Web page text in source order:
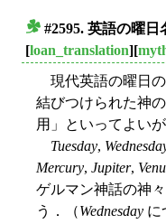
#2595. 英語の曜
[loan_translation][
現代英語の曜日の
結びつけられた神
用」といってよい
Tuesday,
Mercury, Jupiter,
ゲルマン神話の神
う．（Wednesday に